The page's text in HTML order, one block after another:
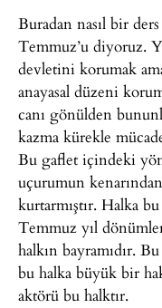
Buradan nasıl bir
Temmuz’u diyoruz.
devletini korumak
anayasal düzeni
canı gönülden
kazma kürekle
Bu gaflet içindeki
uçurumun
kurtarmıştır. Halka
Temmuz yıl
halkın bayramıdır.
bu halka büyük bir
aktörü bu halktır.